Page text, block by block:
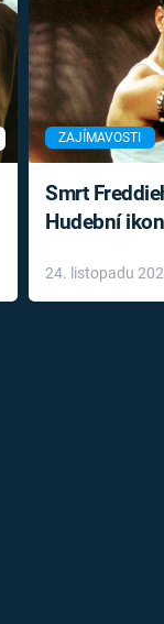
ZAJÍMAVOSTI
Smrt
Hudební
léky
24. listopadu